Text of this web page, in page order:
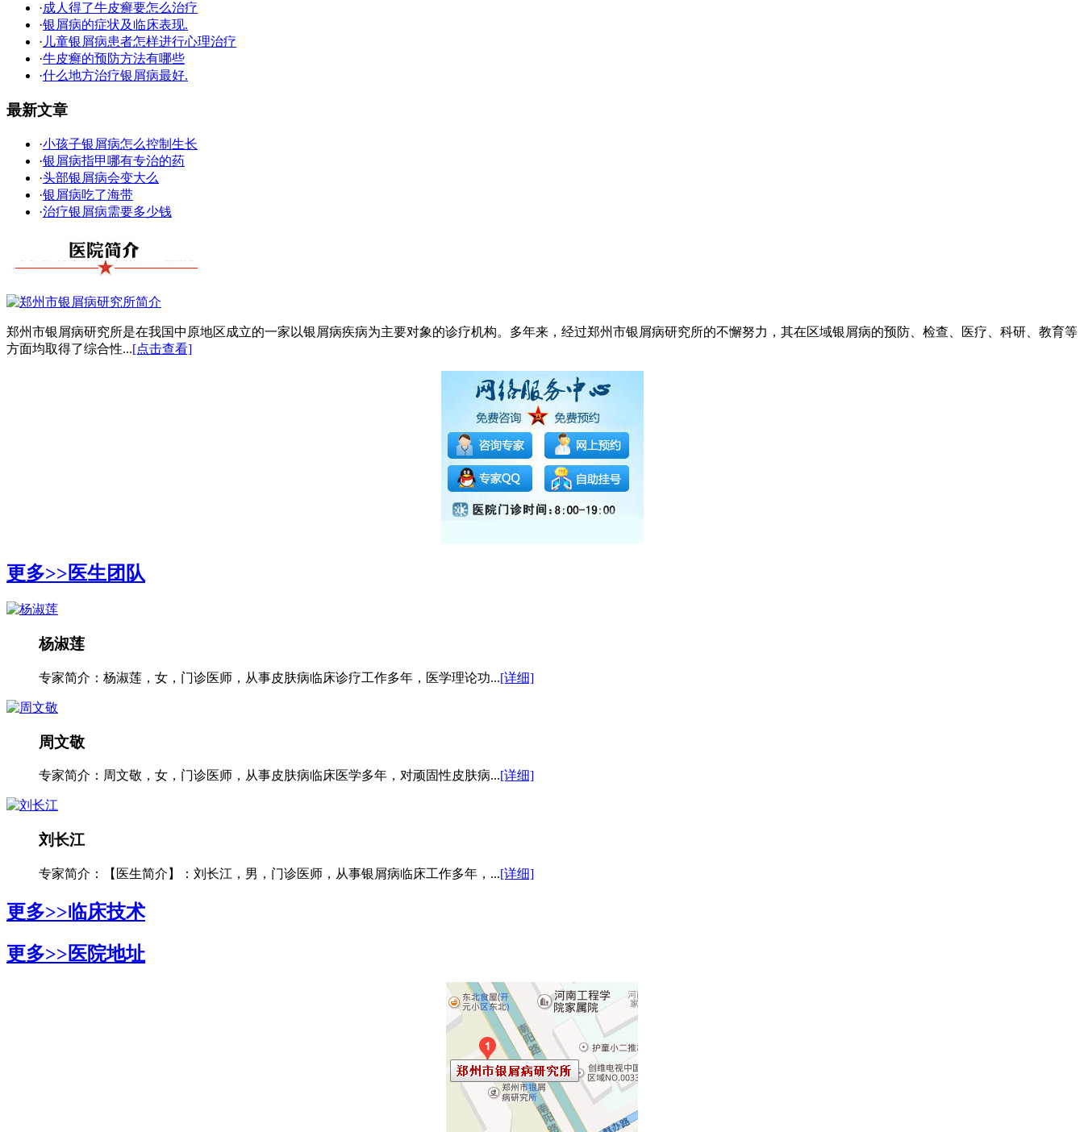
·成人得了牛皮癣要怎么治疗
·银屑病的症状及临床表现.
· 儿童银屑病患者怎样进行心理治疗
·牛皮癣的预防方法有哪些
·什么地方治疗银屑病最好.
最新文章
·小孩子银屑病怎么控制生长
·银屑病指甲哪有专治的药
·头部银屑病会变大么
·银屑病吃了海带
·治疗银屑病需要多少钱
郑州市银屑病研究所是在我国中原地区成立的一家以银屑病疾病为主要对象的诊疗机构。多年来，经过郑州市银屑病研究所的不懈努力，其在区域银屑病的预防、检查、医疗、科研、教育等
方面均取得了综合性...[点击查看]
更多>>医生团队
杨淑莲
专家简介：杨淑莲，女，门诊医师，从事皮肤病临床诊疗工作多年，医学理论功...[详细]
周文敬
专家简介：周文敬，女，门诊医师，从事皮肤病临床医学多年，对顽固性皮肤病...[详细]
刘长江
专家简介：【医生简介】：刘长江，男，门诊医师，从事银屑病临床工作多年，...[详细]
更多>>临床技术
更多>>医院地址